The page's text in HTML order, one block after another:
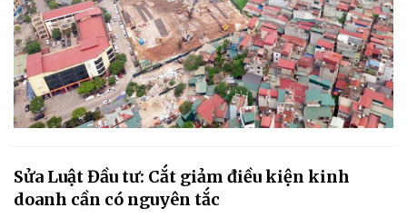
Sửa Luật Đầu tư: Cắt giảm điều kiện kinh
doanh cần có nguyên tắc